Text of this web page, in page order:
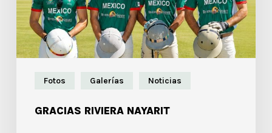
Fotos Galerías Noticias
GRACIAS RIVIERA NAYARIT